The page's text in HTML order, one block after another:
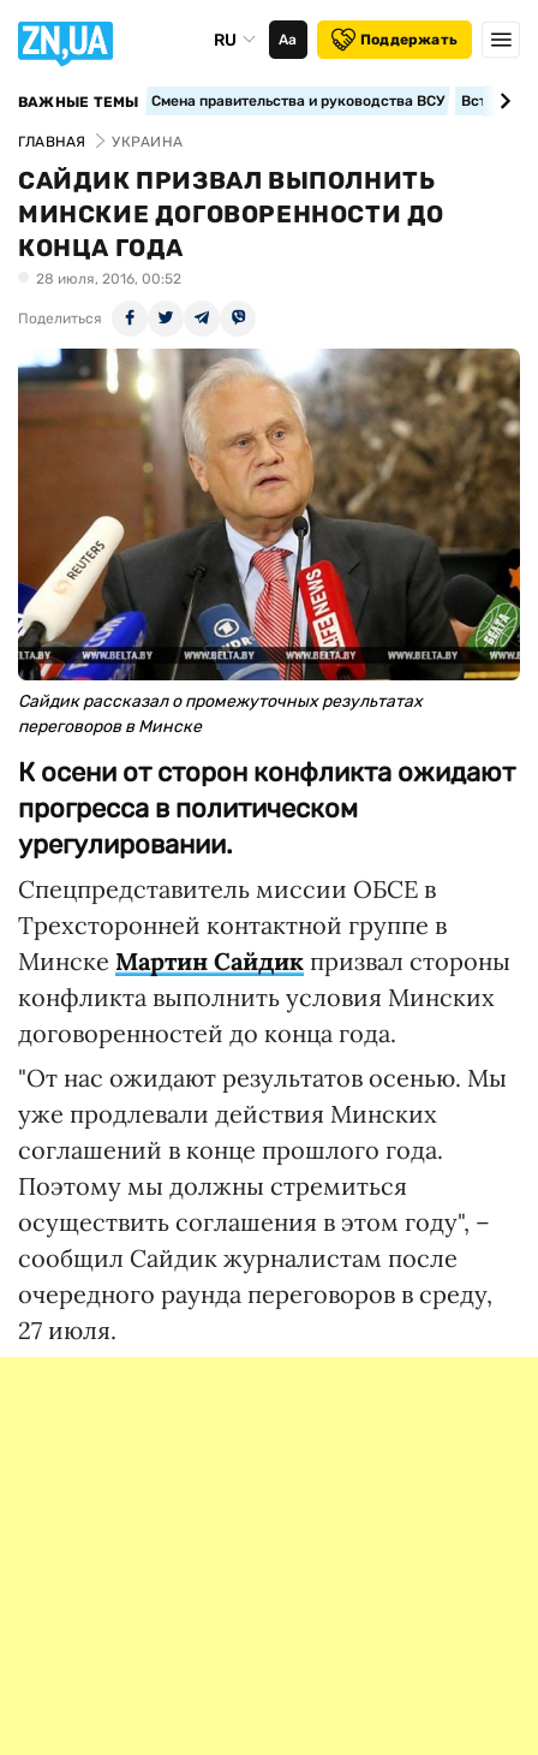
RU Аа Поддержать
ВАЖНЫЕ ТЕМЫ Смена правительства и руководства ВСУ
ГЛАВНАЯ УКРАИНА
САЙДИК ПРИЗВАЛ ВЫПОЛНИТЬ
МИНСКИЕ ДОГОВОРЕННОСТИ ДО
КОНЦА ГОДА
28 июля, 2016, 00:52
Поделиться
Сайдик рассказал о промежуточных результатах
переговоров в Минске
К осени от сторон конфликта ожидают
прогресса в политическом
урегулировании.
Спецпредставитель миссии ОБСЕ в
Трехсторонней контактной группе в
Минске Мартин Сайдик призвал стороны
конфликта выполнить условия Минских
договоренностей до конца года.
"От нас ожидают результатов осенью. Мы
уже продлевали действия Минских
соглашений в конце прошлого года.
Поэтому мы должны стремиться
осуществить соглашения в этом году", –
сообщил Сайдик журналистам после
очередного раунда переговоров в среду,
27 июля.